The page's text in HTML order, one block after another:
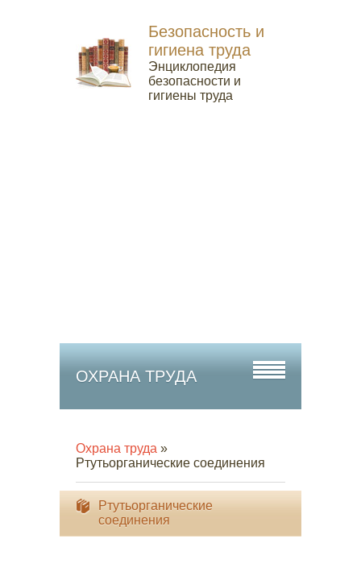
Безопасность и
гигиена труда
Энциклопедия
безопасности и
гигиены труда
ОХРАНА ТРУДА
Охрана труда »
Ртутьорганические соединения
Ртутьорганические
соединения